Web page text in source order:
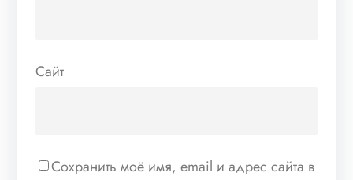
Сайт
Сохранить моё имя, email и адрес сайта в